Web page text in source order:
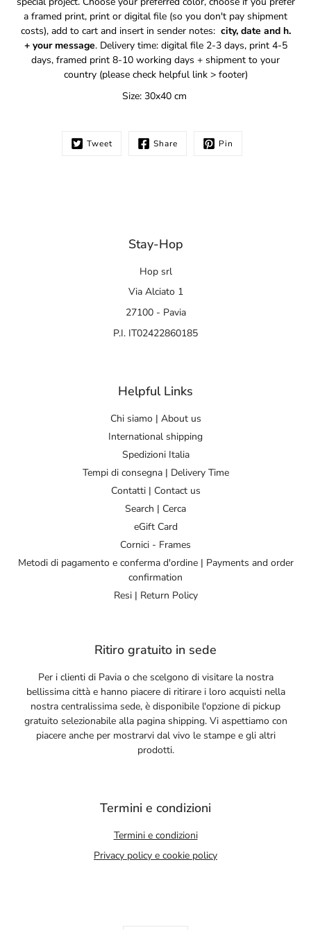
a framed print, print or digital file (so you don't pay shipment
costs), add to cart and insert in sender notes: city, date and h.
+ your message. Delivery time: digital file 2-3 days, print 4-5
days, framed print 8-10 working days + shipment to your
country (please check helpful link > footer)
Size: 30x40 cm
Tweet Share Pin
Stay-Hop
Hop srl
Via Alciato 1
27100 - Pavia
P.I. IT02422860185
Helpful Links
Chi siamo | About us
International shipping
Spedizioni Italia
Tempi di consegna | Delivery Time
Contatti | Contact us
Search | Cerca
eGift Card
Cornici - Frames
Metodi di pagamento e conferma d'ordine | Payments and order
confirmation
Resi | Return Policy
Ritiro gratuito in sede
Per i clienti di Pavia o che scelgono di visitare la nostra
bellissima città e hanno piacere di ritirare i loro acquisti nella
nostra centralissima sede, è disponibile l'opzione di pickup
gratuito selezionabile alla pagina shipping. Vi aspettiamo con
piacere anche per mostrarvi dal vivo le stampe e gli altri
prodotti.
Termini e condizioni
Termini e condizioni
Privacy policy e cookie policy